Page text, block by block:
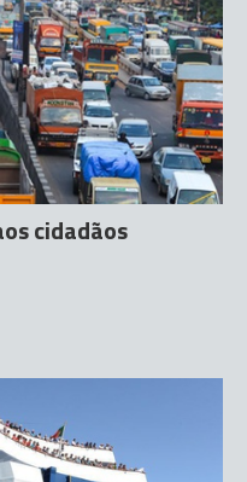
cidadãos